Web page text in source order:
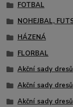
FOTBAL
NOHEJBAL,
HÁZENÁ
FLORBAL
Akční sady dresů
Akční sady dresů
Akční sady dresů